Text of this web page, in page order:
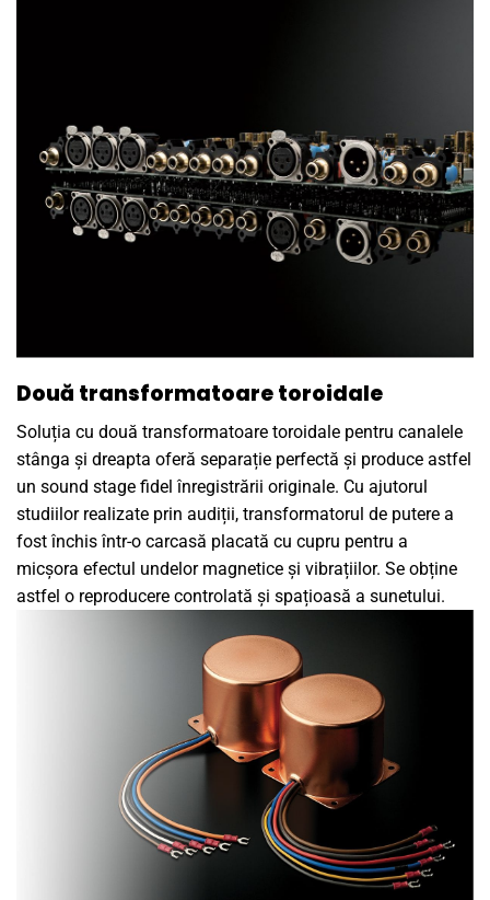
Două transformatoare toroidale
Soluția cu două transformatoare toroidale pentru canalele
stânga și dreapta oferă separație perfectă și produce astfel
un sound stage fidel înregistrării originale. Cu ajutorul
studiilor realizate prin audiții, transformatorul de putere a
fost închis într-o carcasă placată cu cupru pentru a
micșora efectul undelor magnetice și vibrațiilor. Se obține
astfel o reproducere controlată și spațioasă a sunetului.